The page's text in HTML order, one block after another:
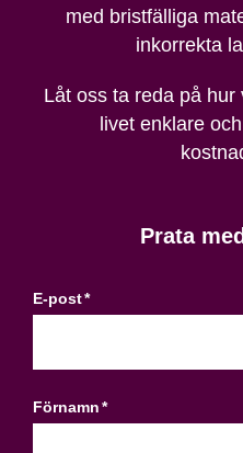
med bristfälliga
inkorrekta
Låt oss ta reda på
livet enklare
Prata
E-post*
Förnamn*